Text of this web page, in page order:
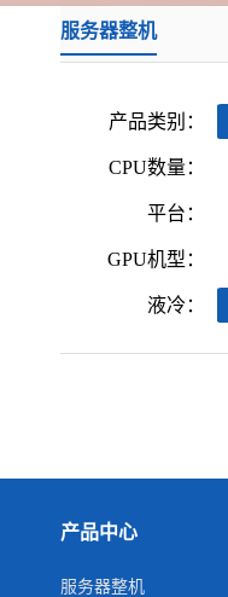
服务器整机
产品类别：
CPU数量：
平台：
GPU机型：
液冷：
产品中心
服务器整机